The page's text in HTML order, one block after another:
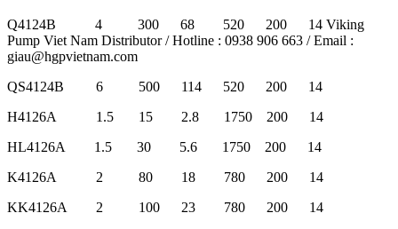
Q4124B 4 300 68 520 200 14 Viking
Pump Viet Nam Distributor / Hotline : 0938 906 663 / Email :
giau@hgpvietnam.com
QS4124B 6 500 114 520 200 14
H4126A 1.5 15 2.8 1750 200 14
HL4126A 1.5 30 5.6 1750 200 14
K4126A 2 80 18 780 200 14
KK4126A 2 100 23 780 200 14